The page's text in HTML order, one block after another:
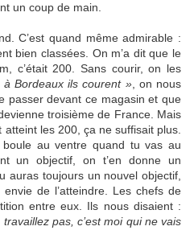
un coup de main.
C’est quand même admirable :
bien classées. On m’a dit que le
c’était 200. Sans courir, on les
à Bordeaux ils courent », on nous
passer devant ce magasin et que
troisième de France. Mais
les 200, ça ne suffisait plus.
au ventre quand tu vas au
un objectif, on t’en donne un
auras toujours un nouvel objectif,
envie de l’atteindre. Les chefs de
entre eux. Ils nous disaient :
pas, c’est moi qui ne vais